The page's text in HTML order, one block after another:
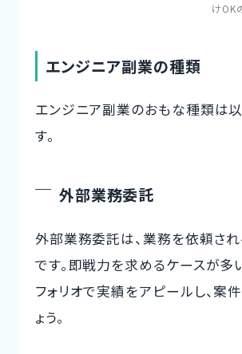
けOK
エンジニア副業の種類
エンジニア副業のおもな種類は
す。
外部業務委託
外部業務委託は、業務を依頼さ
です。即戦力を求めるケースが多
フォリオで実績をアピールし、案
ょう。